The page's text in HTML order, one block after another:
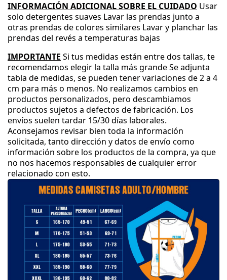
INFORMACIÓN ADICIONAL SOBRE EL CUIDADO Usar
solo detergentes suaves Lavar las prendas junto a
otras prendas de colores similares Lavar y planchar las
prendas del revés a temperaturas bajas
IMPORTANTE Si tus medidas están entre dos tallas, te
recomendamos elegir la talla más grandeSe adjunta
tabla de medidas, se pueden tener variaciones de 2 a 4
cm para más o menos. No realizamos cambios en
productos personalizados, pero descambiamos
productos sujetos a defectos de fabricación. Los
envíos suelen tardar 15/30 días laborales.
Aconsejamos revisar bien toda la información
solicitada, tanto dirección y datos de envío como
información sobre los productos de la compra, ya que
no nos hacemos responsables de cualquier error
relacionado con esto.